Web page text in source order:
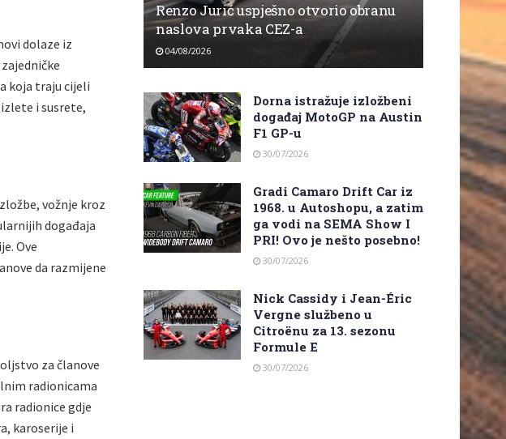
dolaze iz
koja traju cijeli
i susrete,
vožnje kroz
događaja
Ove
da razmijene
za članove
radionicama
radionice gdje
karoserije i
Renzo Jurić uspješno otvorio obranu
naslova prvaka CEZ-a
04/08/2026
Dorna istražuje izložbeni
događaj MotoGP na Austin
F1 GP-u
30/07/2026
Gradi Camaro Drift Car iz
1968. u Autoshopu, a zatim
ga vodi na SEMA Show I
PRI! Ovo je nešto posebno!
30/07/2026
Nick Cassidy i Jean-Éric
Vergne službeno u
Citroënu za 13. sezonu
Formule E
30/07/2026